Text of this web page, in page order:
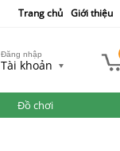
Trang chủ Giới thiệu
Đăng nhập
Tài khoản
Đồ chơi